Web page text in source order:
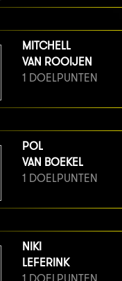
MITCHELL
VAN ROOIJEN
1 DOELPUNTEN
POL
VAN BOEKEL
1 DOELPUNTEN
NIKI
LEFERINK